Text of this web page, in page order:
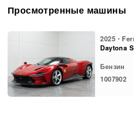
Просмотренные машины
2025・
Daytona
Бензин
1007902